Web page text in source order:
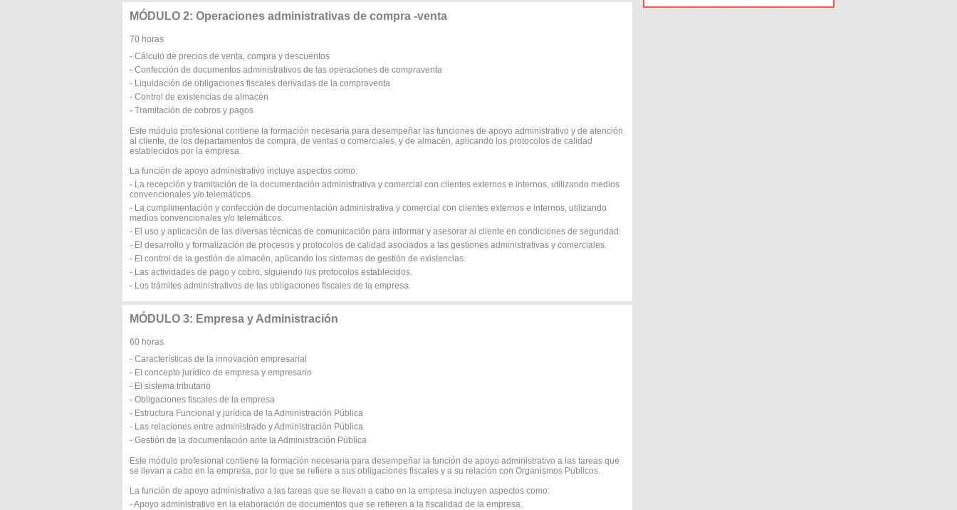
MÓDULO 2: Operaciones administrativas de compra -venta
70 horas
- Cálculo de precios de venta, compra y descuentos
- Confección de documentos administrativos de las operaciones de compraventa
- Liquidación de obligaciones fiscales derivadas de la compraventa
- Control de existencias de almacén
- Tramitación de cobros y pagos
Este módulo profesional contiene la formación necesaria para desempeñar las funciones de apoyo administrativo y de atención
al cliente, de los departamentos de compra, de ventas o comerciales, y de almacén, aplicando los protocolos de calidad
establecidos por la empresa.
La función de apoyo administrativo incluye aspectos como:
- La recepción y tramitación de la documentación administrativa y comercial con clientes externos e internos, utilizando medios
convencionales y/o telemáticos.
- La cumplimentación y confección de documentación administrativa y comercial con clientes externos e internos, utilizando
medios convencionales y/o telemáticos.
- El uso y aplicación de las diversas técnicas de comunicación para informar y asesorar al cliente en condiciones de seguridad.
- El desarrollo y formalización de procesos y protocolos de calidad asociados a las gestiones administrativas y comerciales.
- El control de la gestión de almacén, aplicando los sistemas de gestión de existencias.
- Las actividades de pago y cobro, siguiendo los protocolos establecidos.
- Los trámites administrativos de las obligaciones fiscales de la empresa.
MÓDULO 3: Empresa y Administración
60 horas
- Características de la innovación empresarial
- El concepto jurídico de empresa y empresario
- El sistema tributario
- Obligaciones fiscales de la empresa
- Estructura Funcional y jurídica de la Administración Pública
- Las relaciones entre administrado y Administración Pública
- Gestión de la documentación ante la Administración Pública
Este módulo profesional contiene la formación necesaria para desempeñar la función de apoyo administrativo a las tareas que
se llevan a cabo en la empresa, por lo que se refiere a sus obligaciones fiscales y a su relación con Organismos Públicos.
La función de apoyo administrativo a las tareas que se llevan a cabo en la empresa incluyen aspectos como:
- Apoyo administrativo en la elaboración de documentos que se refieren a la fiscalidad de la empresa.